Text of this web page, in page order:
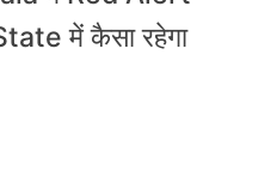
में कैसा रहेगा